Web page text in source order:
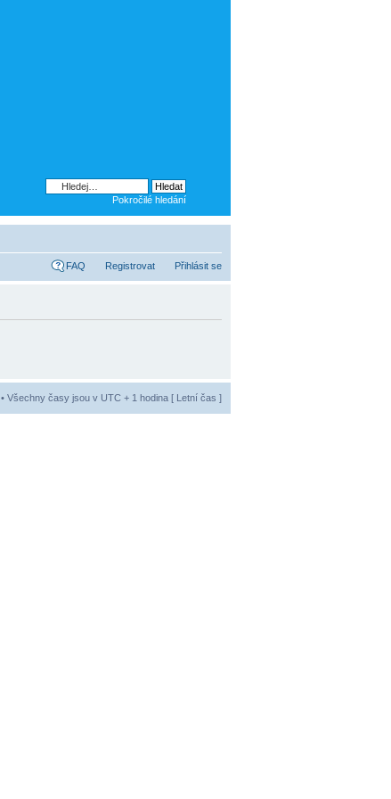
Pokročilé hledání
FAQ Registrovat Přihlásit se
• Všechny časy jsou v UTC + 1 hodina [ Letní čas ]